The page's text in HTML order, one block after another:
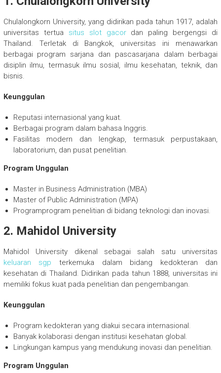
Chulalongkorn University, yang didirikan pada tahun 1917, adalah
universitas tertua situs slot gacordan paling bergengsi di
Thailand. Terletak di Bangkok, universitas ini menawarkan
berbagai program sarjana dan pascasarjana dalam berbagai
disiplin ilmu, termasuk ilmu sosial, ilmu kesehatan, teknik, dan
bisnis.
Keunggulan
Reputasi internasional yang kuat.
Berbagai program dalam bahasa Inggris.
Fasilitas modern dan lengkap, termasuk perpustakaan,
laboratorium, dan pusat penelitian.
Program Unggulan
Master in Business Administration (MBA)
Master of Public Administration (MPA)
Programprogram penelitian di bidang teknologi dan inovasi.
2. Mahidol University
Mahidol University dikenal sebagai salah satu universitas
keluaran sgp terkemuka dalam bidang kedokteran dan
kesehatan di Thailand. Didirikan pada tahun 1888, universitas ini
memiliki fokus kuat pada penelitian dan pengembangan.
Keunggulan
Program kedokteran yang diakui secara internasional.
Banyak kolaborasi dengan institusi kesehatan global.
Lingkungan kampus yang mendukung inovasi dan penelitian.
Program Unggulan